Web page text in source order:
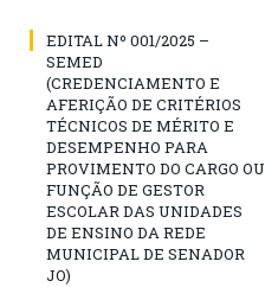
EDITAL Nº 001/2025 –
SEMED
(CREDENCIAMENTO E
AFERIÇÃO DE CRITÉRIOS
TÉCNICOS DE MÉRITO E
DESEMPENHO PARA
PROVIMENTO DO CARGO OU
FUNÇÃO DE GESTOR
ESCOLAR DAS UNIDADES
DE ENSINO DA REDE
MUNICIPAL DE SENADOR
JO)